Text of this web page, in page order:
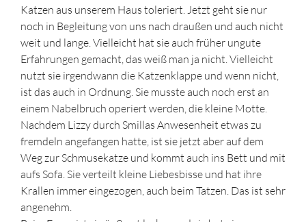
Katzen aus unserem Haus toleriert. Jetzt geht sie nur
noch in Begleitung von uns nach draußen und auch nicht
weit und lange. Vielleicht hat sie auch früher ungute
Erfahrungen gemacht, das weiß man ja nicht. Vielleicht
nutzt sie irgendwann die Katzenklappe und wenn nicht,
ist das auch in Ordnung. Sie musste auch noch erst an
einem Nabelbruch operiert werden, die kleine Motte.
Nachdem Lizzy durch Smillas Anwesenheit etwas zu
fremdeln angefangen hatte, ist sie jetzt aber auf dem
Weg zur Schmusekatze und kommt auch ins Bett und mit
aufs Sofa. Sie verteilt kleine Liebesbisse und hat ihre
Krallen immer eingezogen, auch beim Tatzen. Das ist sehr
angenehm.